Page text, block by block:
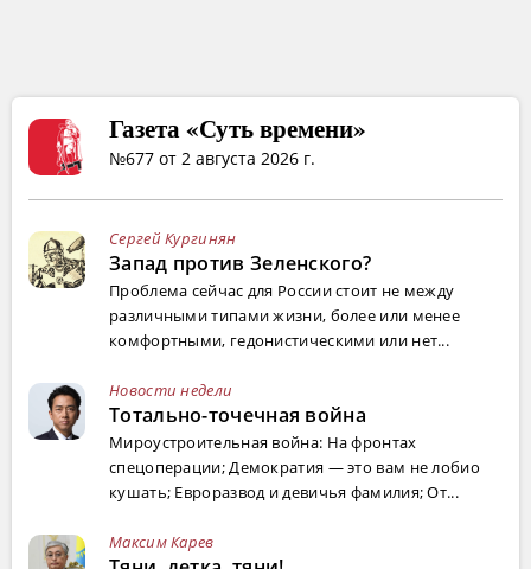
Газета «Суть времени»
№677 от 2 августа 2026 г.
Сергей Кургинян
Запад против Зеленского?
Проблема сейчас для России стоит не между
различными типами жизни, более или менее
комфортными, гедонистическими или нет...
Новости недели
Тотально-точечная война
Мироустроительная война: На фронтах
спецоперации; Демократия — это вам не лобио
кушать; Евроразвод и девичья фамилия; От...
Максим Карев